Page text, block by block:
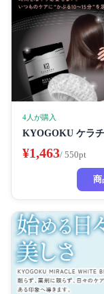
4人が購入
KYOGOKU ケラ
¥1,463/ 550pt
商